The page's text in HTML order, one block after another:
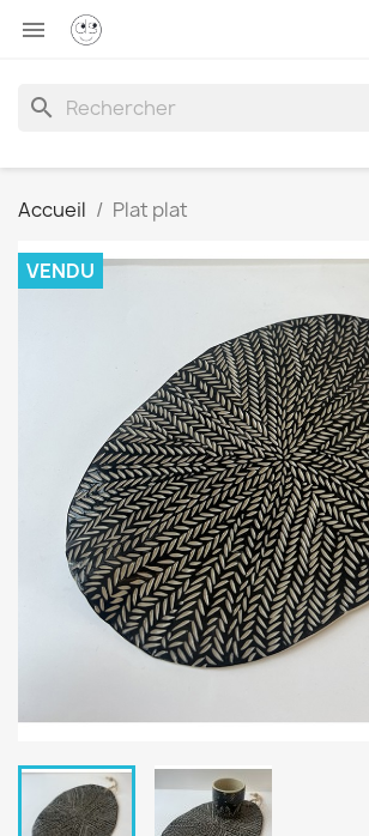

search
Accueil Plat plat
VENDU